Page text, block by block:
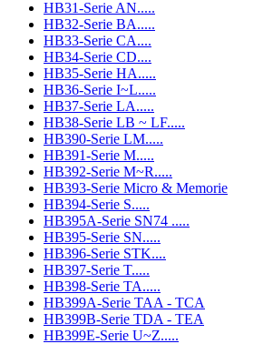
HB31-Serie AN.....
HB32-Serie BA.....
HB33-Serie CA....
HB34-Serie CD....
HB35-Serie HA.....
HB36-Serie I~L.....
HB37-Serie LA.....
HB38-Serie LB ~ LF.....
HB390-Serie LM.....
HB391-Serie M.....
HB392-Serie M~R.....
HB393-Serie Micro & Memorie
HB394-Serie S.....
HB395A-Serie SN74 .....
HB395-Serie SN.....
HB396-Serie STK....
HB397-Serie T.....
HB398-Serie TA.....
HB399A-Serie TAA - TCA
HB399B-Serie TDA - TEA
HB399E-Serie U~Z.....